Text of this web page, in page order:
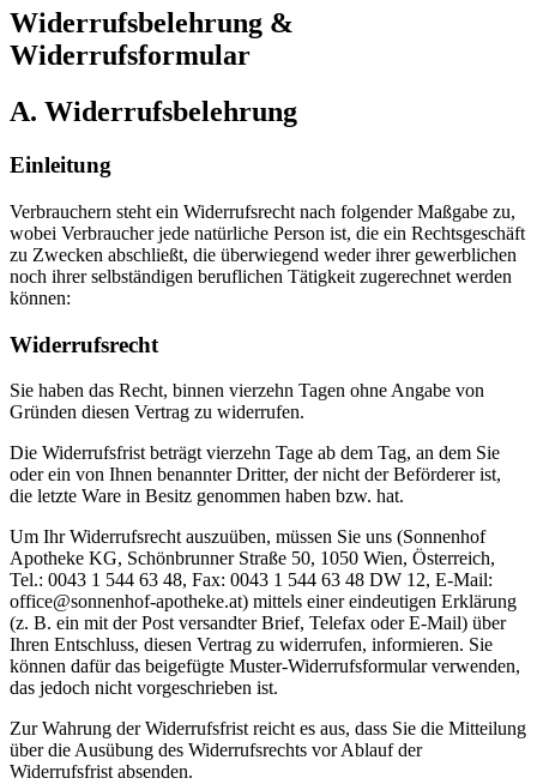
Widerrufsbelehrung &
Widerrufsformular
A. Widerrufsbelehrung
Einleitung
Verbrauchern steht ein Widerrufsrecht nach folgender Maßgabe zu,
wobei Verbraucher jede natürliche Person ist, die ein Rechtsgeschäft
zu Zwecken abschließt, die überwiegend weder ihrer gewerblichen
noch ihrer selbständigen beruflichen Tätigkeit zugerechnet werden
können:
Widerrufsrecht
Sie haben das Recht, binnen vierzehn Tagen ohne Angabe von
Gründen diesen Vertrag zu widerrufen.
Die Widerrufsfrist beträgt vierzehn Tage ab dem Tag, an dem Sie
oder ein von Ihnen benannter Dritter, der nicht der Beförderer ist,
die letzte Ware in Besitz genommen haben bzw. hat.
Um Ihr Widerrufsrecht auszuüben, müssen Sie uns (Sonnenhof
Apotheke KG, Schönbrunner Straße 50, 1050 Wien, Österreich,
Tel.: 0043 1 544 63 48, Fax: 0043 1 544 63 48 DW 12, E-Mail:
office@sonnenhof-apotheke.at) mittels einer eindeutigen Erklärung
(z. B. ein mit der Post versandter Brief, Telefax oder E-Mail) über
Ihren Entschluss, diesen Vertrag zu widerrufen, informieren. Sie
können dafür das beigefügte Muster-Widerrufsformular verwenden,
das jedoch nicht vorgeschrieben ist.
Zur Wahrung der Widerrufsfrist reicht es aus, dass Sie die Mitteilung
über die Ausübung des Widerrufsrechts vor Ablauf der
Widerrufsfrist absenden.